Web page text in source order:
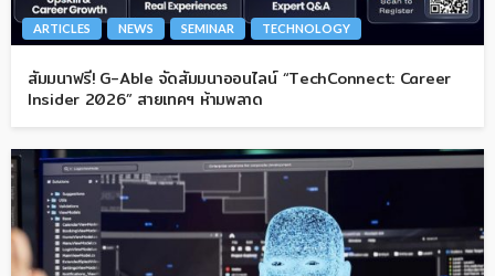
ARTICLES NEWS SEMINAR TECHNOLOGY
สัมมนาฟรี! G-Able จัดสัมมนาออนไลน์ “TechConnect: Career
Insider 2026” สายเทคฯ ห้ามพลาด